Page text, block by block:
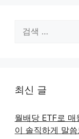
색:
최신 글
월배당 ETF로
이 솔직하게 말